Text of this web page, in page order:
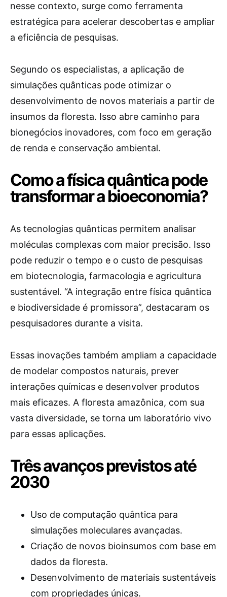
nesse contexto, surge como ferramenta
estratégica para acelerar descobertas e ampliar
a eficiência de pesquisas.
Segundo os especialistas, a aplicação de
simulações quânticas pode otimizar o
desenvolvimento de novos materiais a partir de
insumos da floresta. Isso abre caminho para
bionegócios inovadores, com foco em geração
de renda e conservação ambiental.
Como a física quântica pode
transformar a bioeconomia?
As tecnologias quânticas permitem analisar
moléculas complexas com maior precisão. Isso
pode reduzir o tempo e o custo de pesquisas
em biotecnologia, farmacologia e agricultura
sustentável. “A integração entre física quântica
e biodiversidade é promissora”, destacaram os
pesquisadores durante a visita.
Essas inovações também ampliam a capacidade
de modelar compostos naturais, prever
interações químicas e desenvolver produtos
mais eficazes. A floresta amazônica, com sua
vasta diversidade, se torna um laboratório vivo
para essas aplicações.
Três avanços previstos até
2030
Uso de computação quântica para
simulações moleculares avançadas.
Criação de novos bioinsumos com base em
dados da floresta.
Desenvolvimento de materiais sustentáveis
com propriedades únicas.